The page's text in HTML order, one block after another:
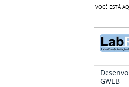
VOCÊ ESTÁ
GWEB